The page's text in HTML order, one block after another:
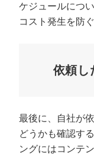
ケジュールにつ
コスト発生を防
依頼し
最後に、自社が
どうかも確認す
ングにはコンテ